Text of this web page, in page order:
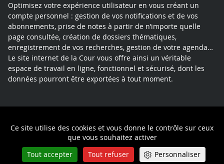
Ce site utilise des cookies et vous donne le contrôle sur ceux
que vous souhaitez activer
Tout accepter
Tout refuser Personnaliser
Optimisez votre expérience utilisateur en vous créant un
compte personnel : gestion de vos notifications et de vos
abonnements, prise de notes à partir de n’importe quelle
page consultée, création de dossiers thématiques,
enregistrement de vos recherches, gestion de votre agenda…
Le site internet de la Cour vous offre ainsi un véritable
espace de travail en ligne, fonctionnel et sécurisé, dont les
données pourront être exportées à tout moment.
Politique de confidentialité